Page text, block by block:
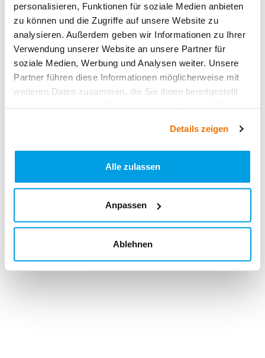
personalisieren, Funktionen für soziale Medien anbieten
zu können und die Zugriffe auf unsere Website zu
analysieren. Außerdem geben wir Informationen zu Ihrer
Verwendung unserer Website an unsere Partner für
soziale Medien, Werbung und Analysen weiter. Unsere
Partner führen diese Informationen möglicherweise mit
weiteren Daten zusammen, die Sie ihnen bereitgestellt
Details zeigen
Alle zulassen
Anpassen
Ablehnen